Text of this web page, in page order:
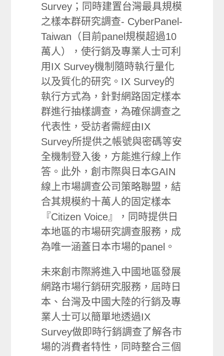
Survey；同時建置台灣最具規模
之樣本群研究調查- CyberPanel-
Taiwan（目前panel規模超過10
萬人），使行銷及專業人士可利
用IX Survey機制隨時執行量化
以及質化的研究。IX Survey的
執行方式為，針對網路固定樣本
群進行抽樣調查，為確保調查之
代表性，受訪者需經由IX
Survey所提供之帳號與密碼等安
全機制登入後，方能進行線上作
答。此外，創市際與日本GAIN
線上市場調查公司策略聯盟，結
合其規模約十萬人的固定樣本
『Citizen Voice』，同時提供日
本地區的市場研究調查服務，成
為唯一涵蓋日本市場的panel。
未來創市際將進入中國地區發展
網路市場行銷研究服務，屆時日
本、台灣及中國大陸的行銷及專
業人士可以簡單地透過IX
Survey做即時行銷調查了解各市
場的消費者特性，同時整合三個